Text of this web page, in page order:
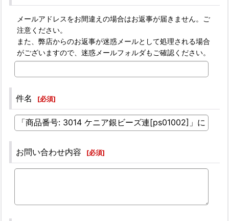
メールアドレスをお間違えの場合はお返事が届きません。ご
注意ください。
また、弊店からのお返事が迷惑メールとして処理される場合
がございますので、迷惑メールフォルダもご確認ください。
件名 [必須]
お問い合わせ内容 [必須]